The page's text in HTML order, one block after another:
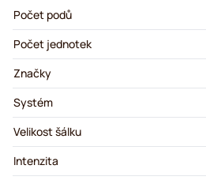
Počet podů
Počet jednotek
Značky
Systém
Velikost šálku
Intenzita